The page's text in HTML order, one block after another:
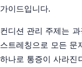
가이드입니다.
컨디션 관리 주제는
스트레칭으로 모든 문
하나로 통증이 사라진